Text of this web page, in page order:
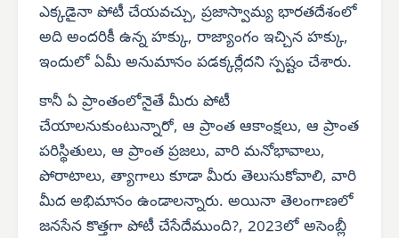
ఎక్కడైనా పోటీ చేయవచ్చు, ప్రజాస్వామ్య భారతదేశంలో
అది అందరికీ ఉన్న హక్కు, రాజ్యాంగం ఇచ్చిన హక్కు,
ఇందులో ఏమీ అనుమానం పడక్కర్లేదని స్పష్టం చేశారు.
కానీ ఏ ప్రాంతంలోనైతే మీరు పోటీ
చేయాలనుకుంటున్నారో, ఆ ప్రాంత ఆకాంక్షలు, ఆ ప్రాంత
పరిస్థితులు, ఆ ప్రాంత ప్రజలు, వారి మనోభావాలు,
పోరాటాలు, త్యాగాలు కూడా మీరు తెలుసుకోవాలి, వారి
మీద అభిమానం ఉండాలన్నారు. అయినా తెలంగాణలో
జనసేన కొత్తగా పోటీ చేసేదేముంది?, 2023లో అసెంబ్లీ